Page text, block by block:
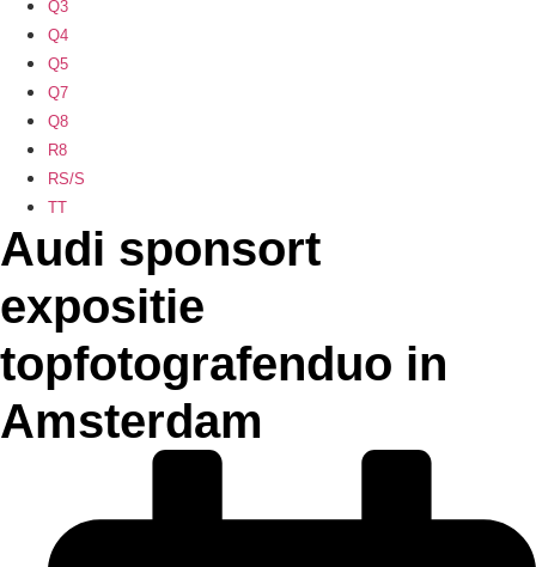
Q3
Q4
Q5
Q7
Q8
R8
RS/S
TT
Audi sponsort
expositie
topfotografenduo in
Amsterdam